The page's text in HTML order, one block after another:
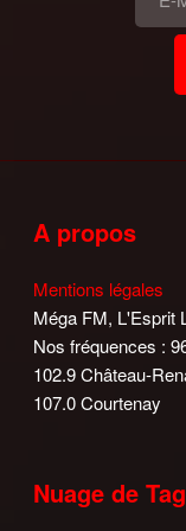
A propos
Mentions légales
Méga FM, L'Esprit
Nos fréquences :
102.9 Château-
107.0 Courtenay
Nuage de